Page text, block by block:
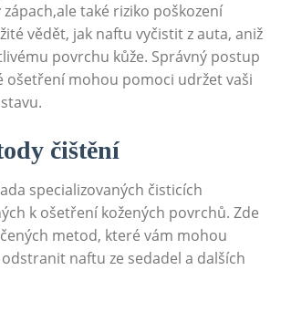
také riziko poškození
vědět, jak naftu vyčistit z auta, aniž
povrchu kůže. Správný postup
ošetření mohou pomoci udržet vaši
čištění
specializovaných čisticích
k ošetření kožených povrchů. Zde
metod, které vám mohou
naftu ze sedadel a dalších